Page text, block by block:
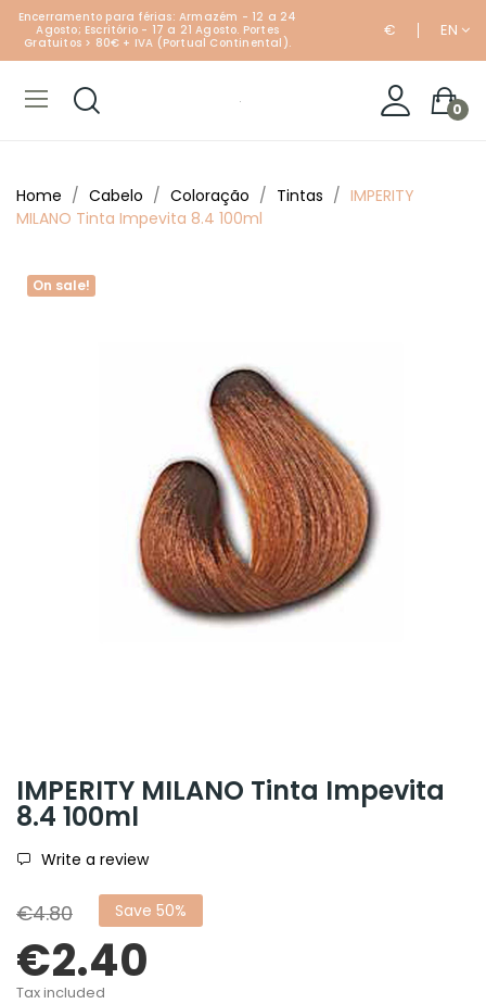
Encerramento para férias: Armazém - 12 a 24
Agosto; Escritório - 17 a 21 Agosto. Portes
Gratuitos > 80€ + IVA (Portual Continental).
€ EN
0
Home Cabelo Coloração Tintas
IMPERITY
MILANO Tinta Impevita 8.4 100ml
On sale!
IMPERITY MILANO Tinta Impevita
8.4 100ml
Write a review
€4.80 Save 50%
€2.40
Tax included